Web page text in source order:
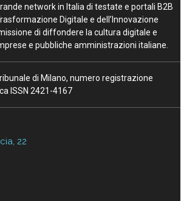
network in Italia di testate e portali B2B
Digitale e dell’Innovazione
di diffondere la cultura digitale e
e pubbliche amministrazioni italiane.
di Milano, numero registrazione
ISSN 2421-4167
22